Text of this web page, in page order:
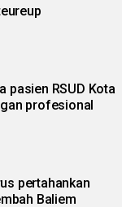
pasien RSUD Kota
profesional
pertahankan
Baliem